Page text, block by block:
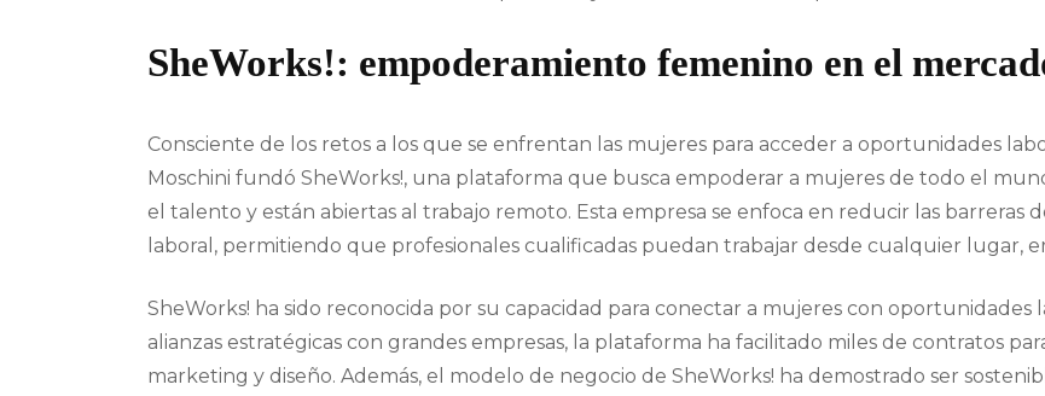
SheWorks!: empoderamiento femenino en el
Consciente de los retos a los que se enfrentan las mujeres para acceder a oportunidades
Moschini fundó SheWorks!, una plataforma que busca empoderar a mujeres de todo el
el talento y están abiertas al trabajo remoto. Esta empresa se enfoca en reducir las barreras
laboral, permitiendo que profesionales cualificadas puedan trabajar desde cualquier lugar,
SheWorks! ha sido reconocida por su capacidad para conectar a mujeres con oportunidades
alianzas estratégicas con grandes empresas, la plataforma ha facilitado miles de contratos
marketing y diseño. Además, el modelo de negocio de SheWorks! ha demostrado ser